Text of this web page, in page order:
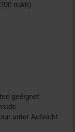
mAh)
geeignet.
unter Aufsicht